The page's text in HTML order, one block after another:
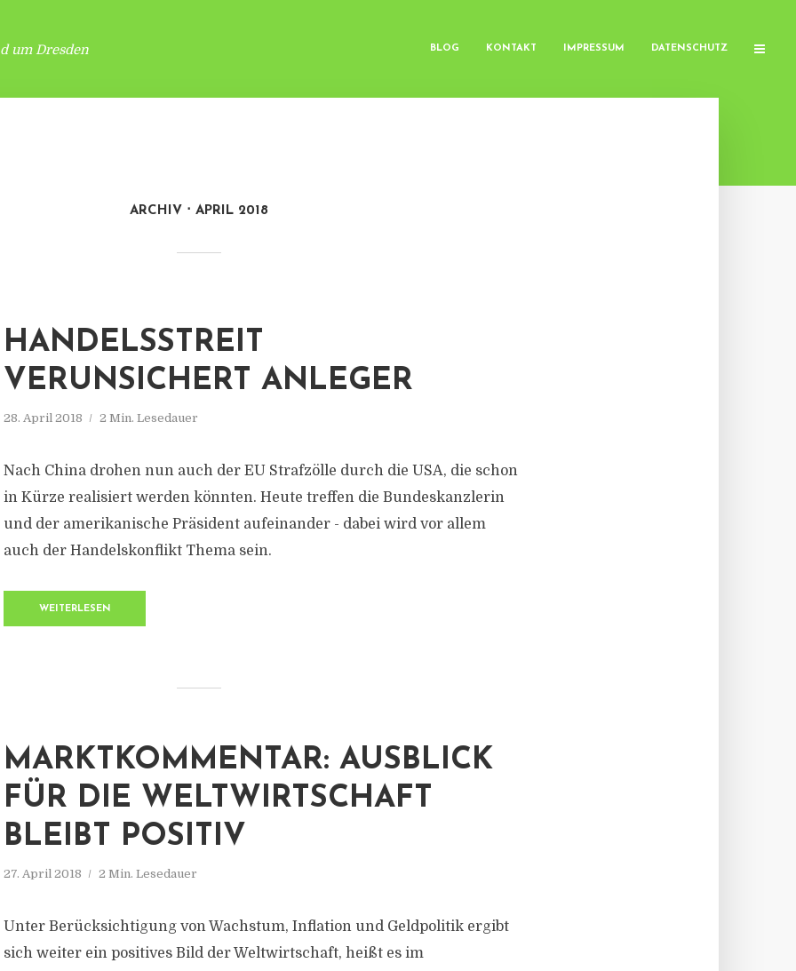
um Dresden BLOG KONTAKT IMPRESSUM DATENSCHUTZ
ARCHIV APRIL 2018
HANDELSSTREIT
VERUNSICHERT ANLEGER
28. April 2018 2 Min. Lesedauer
Nach China drohen nun auch der EU Strafzölle durch die USA, die schon
in Kürze realisiert werden könnten. Heute treffen die Bundeskanzlerin
und der amerikanische Präsident aufeinander - dabei wird vor allem
auch der Handelskonflikt Thema sein.
WEITERLESEN
MARKTKOMMENTAR: AUSBLICK
FÜR DIE WELTWIRTSCHAFT
BLEIBT POSITIV
27. April 2018 2 Min. Lesedauer
Unter Berücksichtigung von Wachstum, Inflation und Geldpolitik ergibt
sich weiter ein positives Bild der Weltwirtschaft, heißt es im